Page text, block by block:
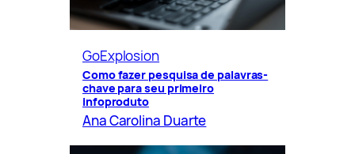
GoExplosion
Como fazer pesquisa de palavras-
chave para seu primeiro
infoproduto
Ana Carolina Duarte